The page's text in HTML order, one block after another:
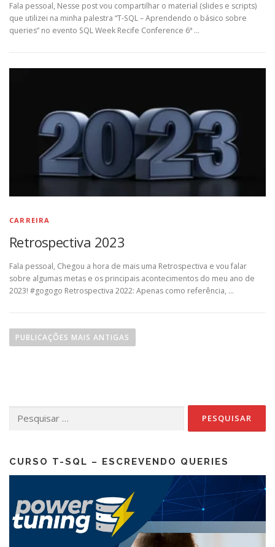
Fala pessoal, Nesse post vou compartilhar o material (slides e scripts)
que utilizei na minha palestra “T-SQL – Aprendendo o básico sobre
queries” no evento SQL Week Recife Conference 6ª …
CARREIRA
Retrospectiva 2023
Fala pessoal, Chegou a hora de mais uma Retrospectiva e vou falar
sobre algumas metas e os principais acontecimentos do meu ano de
2023! #gogogo Retrospectiva 2022: Apenas como referência, …
a
p
o
p
o
PUBLICAÇÕES MAIS ANTIGAS
por:
CURSO T-SQL – ESCREVENDO QUERIES